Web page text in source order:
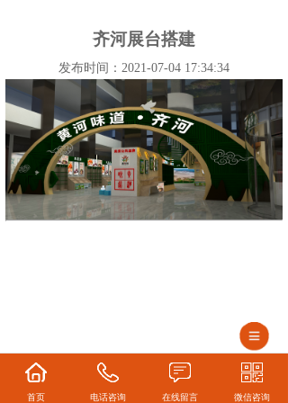
齐河展台搭建
发布时间：2021-07-04 17:34:34
首页 电话咨询 在线留言 微信咨询